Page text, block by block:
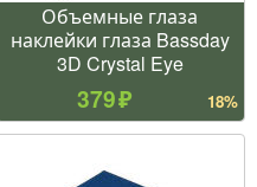
Объемные глаза
наклейки глаза Bassday
3D Crystal Eye
379 18%